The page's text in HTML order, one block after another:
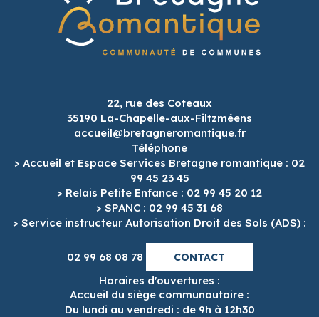
22, rue des Coteaux
35190 La-Chapelle-aux-Filtzméens
accueil@bretagneromantique.fr
Téléphone
> Accueil et Espace Services Bretagne romantique : 02
99 45 23 45
> Relais Petite Enfance : 02 99 45 20 12
> SPANC : 02 99 45 31 68
> Service instructeur Autorisation Droit des Sols (ADS) :
02 99 68 08 78 CONTACT
Horaires d'ouvertures :
Accueil du siège communautaire :
Du lundi au vendredi : de 9h à 12h30